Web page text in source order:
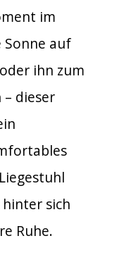
im
Sonne auf
ihn zum
dieser
hinter sich
Ruhe.